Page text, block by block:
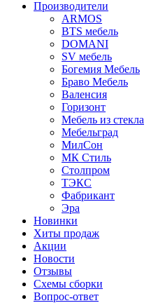
Производители
ARMOS
BTS мебель
DOMANI
SV мебель
Богемия Мебель
Браво Мебель
Валенсия
Горизонт
Мебель из стекла
Мебельград
МилСон
МК Стиль
Столпром
ТЭКС
Фабрикант
Эра
Новинки
Хиты продаж
Акции
Новости
Отзывы
Схемы сборки
Вопрос-ответ